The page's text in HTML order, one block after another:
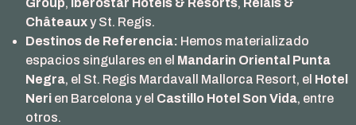
Châteauxy St. Regis.
Destinos de Referencia: Hemos materializado
espacios singulares en el Mandarin Oriental Punta
Negra, el St. Regis Mardavall Mallorca Resort, el Hotel
Neri en Barcelona y el Castillo Hotel Son Vida, entre
otros.